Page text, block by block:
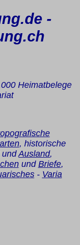
-
Heimatbelege
, historische
undAusland,
und Briefe,
- Varia